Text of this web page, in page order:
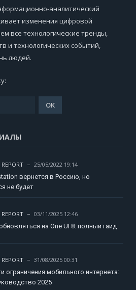
аналитический
изменения цифровой
все технологические тренды,
и технологических событий,
людей.
25/05/2022 19:14
вернется в Россию, но
не будет
03/11/2025 12:46
на One UI 8: полный гайд
31/08/2025 00:31
ограничения мобильного интернета:
2025